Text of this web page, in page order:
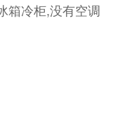
箱冷柜,没有空调